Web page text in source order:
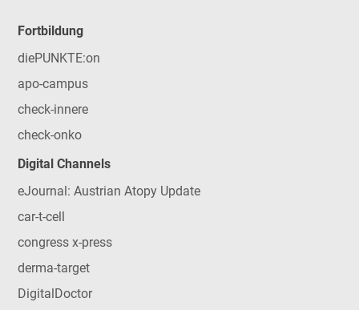
Fortbildung
diePUNKTE:on
apo-campus
check-innere
check-onko
Digital Channels
eJournal: Austrian Atopy Update
car-t-cell
congress x-press
derma-target
DigitalDoctor